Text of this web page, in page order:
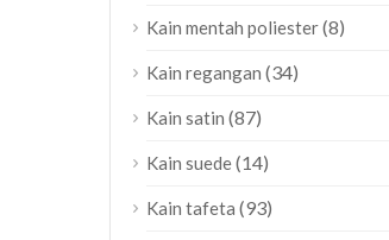
Kain mentah poliester(8)
Kain regangan (34)
Kain satin (87)
Kain suede(14)
Kain tafeta (93)